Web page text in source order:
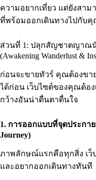
ความอยากเที่ยว แต่ยังสาม
ที่พร้อมออกเดินทางไปกับ
ส่วนที่ 1: ปลุกสัญชาตญาณนั
(Awakening Wanderlust &
ก่อนจะขายทัวร์ คุณต้องขา
ได้ก่อน เว็บไซต์ของคุณต้อ
กว้างอันน่าตื่นตาตื่นใจ
1. การออกแบบที่จุดประกาย
Journey)
ภาพลักษณ์แรกคือทุกสิ่ง เว็
และอยากออกเดินทางทันที